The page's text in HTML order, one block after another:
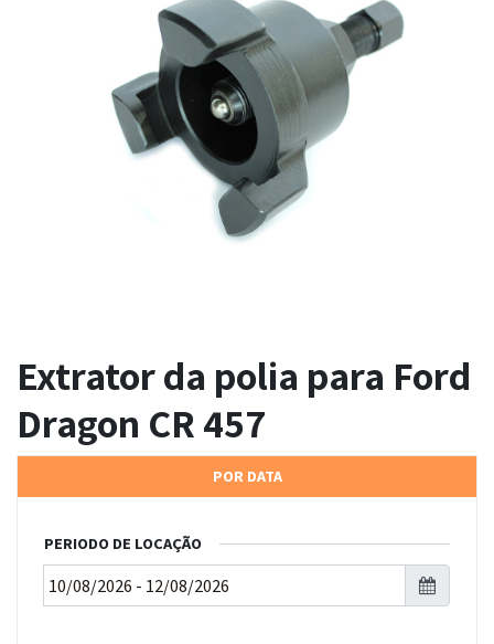
Extrator da polia para Ford
Dragon CR 457
POR DATA
PERIODO DE LOCAÇÃO